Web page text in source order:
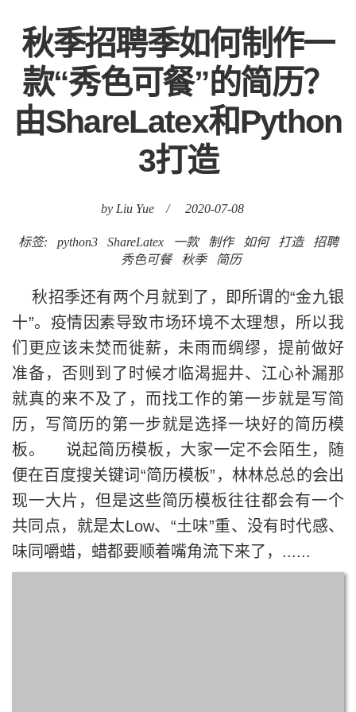
秋季招聘季如何制作一
款“秀色可餐”的简历？
由ShareLatex和Python
3打造
by Liu Yue / 2020-07-08
标签: python3 ShareLatex 一款 制作 如何 打造
招聘
秀色可餐
秋季 简历
秋招季还有两个月就到了，即所谓的“金九银
十”。疫情因素导致市场环境不太理想，所以我
们更应该未焚而徙薪，未雨而绸缪，提前做好
准备，否则到了时候才临渴掘井、江心补漏那
就真的来不及了，而找工作的第一步就是写简
历，写简历的第一步就是选择一块好的简历模
板。 说起简历模板，大家一定不会陌生，随
便在百度搜关键词“简历模板”，林林总总的会出
现一大片，但是这些简历模板往往都会有一个
共同点，就是太Low、“土味”重、没有时代感、
味同嚼蜡，蜡都要顺着嘴角流下来了，......